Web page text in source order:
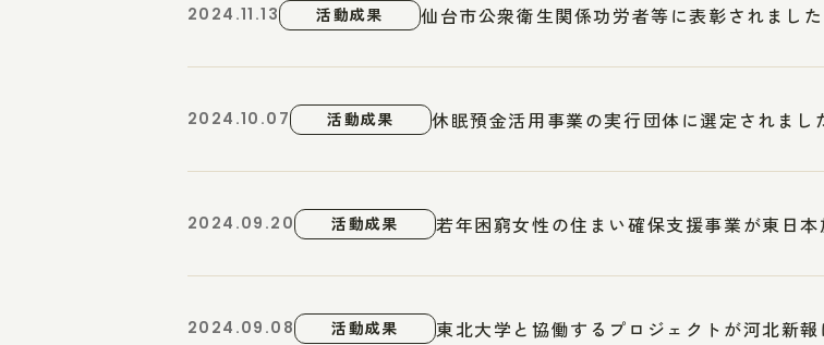
2024.11.13 活動成果 仙台市公衆衛生関係功労者等に表彰されました
2024.10.07 活動成果 休眠預金活用事業の実行団体に選定されまし
2024.09.20 活動成果 若年困窮女性の住まい確保支援事業が東日
2024.09.08 活動成果 東北大学と協働するプロジェクトが河北新報